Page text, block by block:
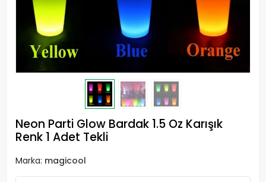
Neon Parti Glow Bardak 1.5 Oz Karışık
Renk 1 Adet Tekli
Marka: magicool